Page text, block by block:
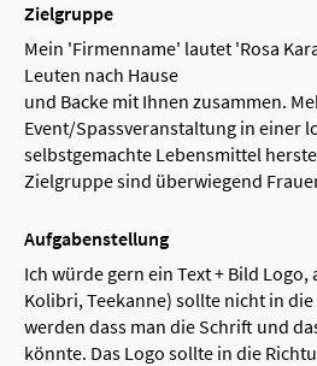
Zielgruppe
Mein 'Firmenname' lautet 'Rosa
Leuten nach Hause
und Backe mit Ihnen zusammen.
Event/Spassveranstaltung in einer
selbstgemachte Lebensmittel
Zielgruppe sind überwiegend
Aufgabenstellung
Ich würde gern ein Text + Bild Logo,
Kolibri, Teekanne) sollte nicht in
werden dass man die Schrift und
könnte. Das Logo sollte in die